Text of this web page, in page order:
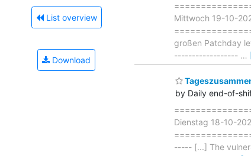
List overview
Download
Mittwoch 19-10-
großen Patchday
------------------ …
by Daily end-of-
Dienstag 18-10-
----- [...] The